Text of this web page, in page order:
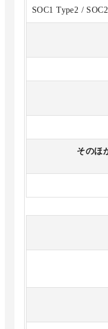
SOC1 Type2 /
そのほ